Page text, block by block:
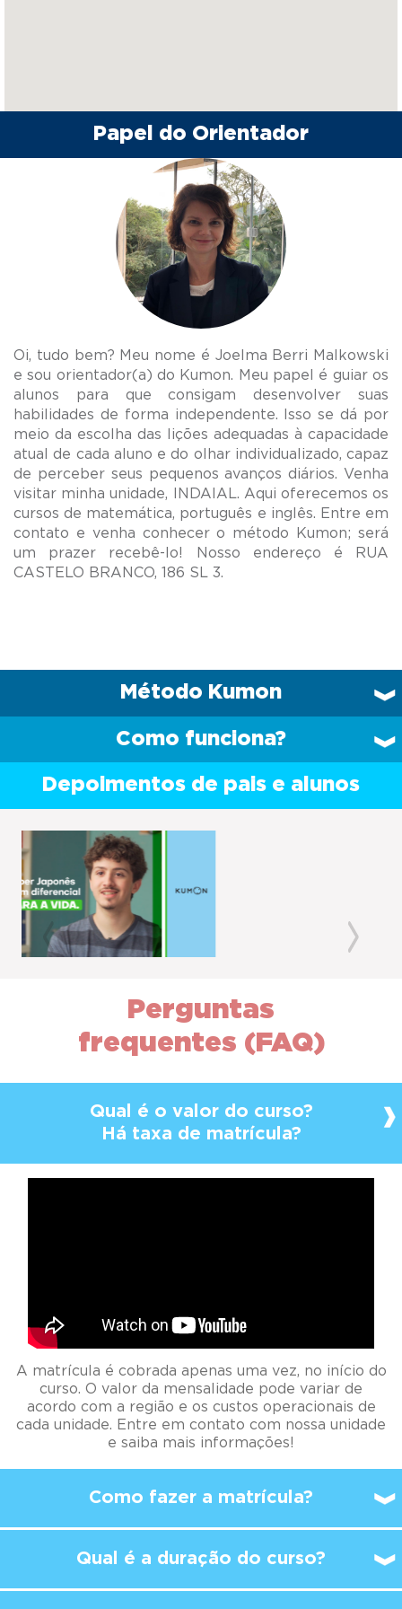
Papel do Orientador
Oi, tudo bem? Meu nome é Joelma Berri Malkowski
e sou orientador(a) do Kumon. Meu papel é guiar os
alunos para que consigam desenvolver suas
habilidades de forma independente. Isso se dá por
meio da escolha das lições adequadas à capacidade
atual de cada aluno e do olhar individualizado, capaz
de perceber seus pequenos avanços diários. Venha
visitar minha unidade, INDAIAL. Aqui oferecemos os
cursos de matemática, português e inglês. Entre em
contato e venha conhecer o método Kumon; será
um prazer recebê-lo! Nosso endereço é RUA
Método Kumon
Como funciona?
Depoimentos de pais e alunos
Previous
Perguntas
frequentes (FAQ)
Qual é o valor do curso?
Há taxa de matrícula?
A matrícula é cobrada apenas uma vez, no início do
curso. O valor da mensalidade pode variar de
acordo com a região e os custos operacionais de
cada unidade. Entre em contato com nossa unidade
e saiba mais informações!
Como fazer a matrícula?
Qual é a duração do curso?